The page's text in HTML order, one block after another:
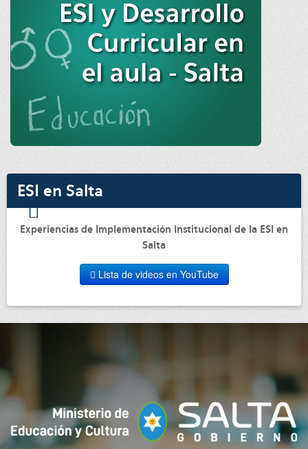
ESI en Salta
Experiencias de Implementación Institucional de la ESI en
Salta
Lista de videos en YouTube